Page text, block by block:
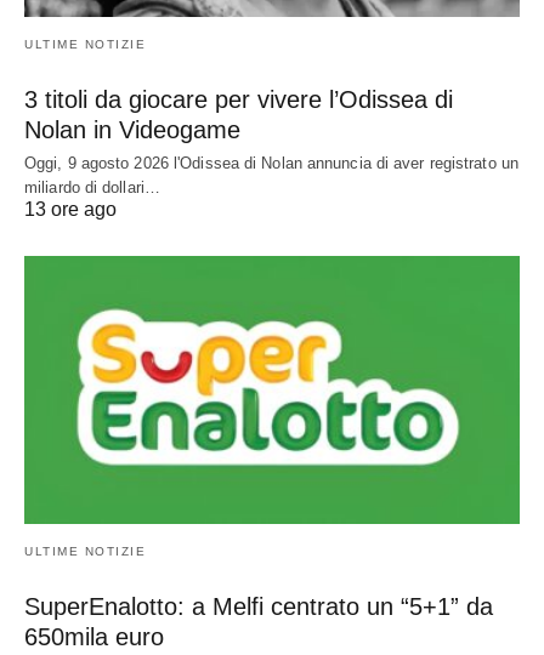
ULTIME NOTIZIE
3 titoli da giocare per vivere l’Odissea di
Nolan in Videogame
Oggi, 9 agosto 2026 l'Odissea di Nolan annuncia di aver registrato un
miliardo di dollari…
13 ore ago
ULTIME NOTIZIE
SuperEnalotto: a Melfi centrato un “5+1” da
650mila euro